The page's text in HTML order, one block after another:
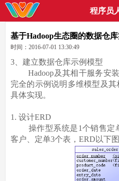
程序员
基于Hadoop生态圈的数据仓
时间：2016-07-01 13:30:49
3、建立数据仓库示例模型
Hadoop及其相干服务安装
完全的示例说明多维模型及其
具体实现。
1. 设计ERD
操作型系统是1个销售定单
客户、定单3个表，ERD以下图